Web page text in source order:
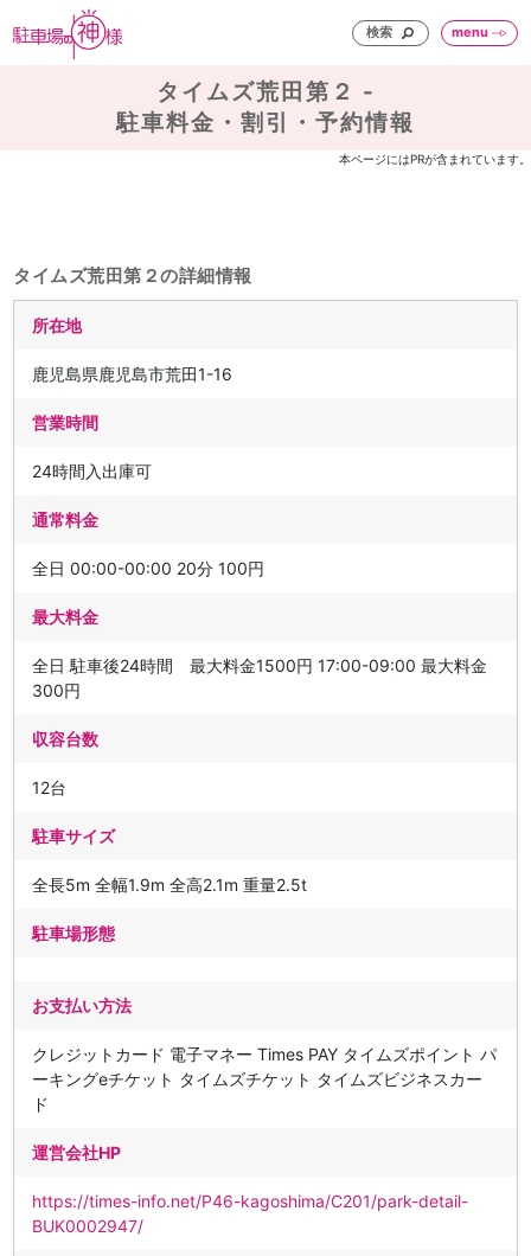
検索 menu
タイムズ荒田第２ -
駐車料金・割引・予約情報
本ページにはPRが含まれています。
タイムズ荒田第２の詳細情報
所在地
鹿児島県鹿児島市荒田1-16
営業時間
24時間入出庫可
通常料金
全日 00:00-00:00 20分 100円
最大料金
全日 駐車後24時間 最大料金1500円 17:00-09:00 最大料金
300円
収容台数
12台
駐車サイズ
全長5m 全幅1.9m 全高2.1m 重量2.5t
駐車場形態
お支払い方法
クレジットカード 電子マネー Times PAY タイムズポイント パ
ーキングeチケット タイムズチケット タイムズビジネスカー
ド
運営会社HP
https://times-info.net/P46-kagoshima/C201/park-detail-
BUK0002947/